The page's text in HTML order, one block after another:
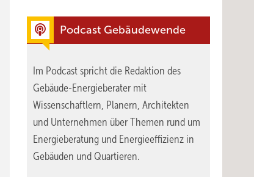
Podcast Gebäudewende
Im Podcast spricht die Redaktion des
Gebäude-Energieberater mit
Wissenschaftlern, Planern, Architekten
und Unternehmen über Themen rund um
Energieberatung und Energieeffizienz in
Gebäuden und Quartieren.